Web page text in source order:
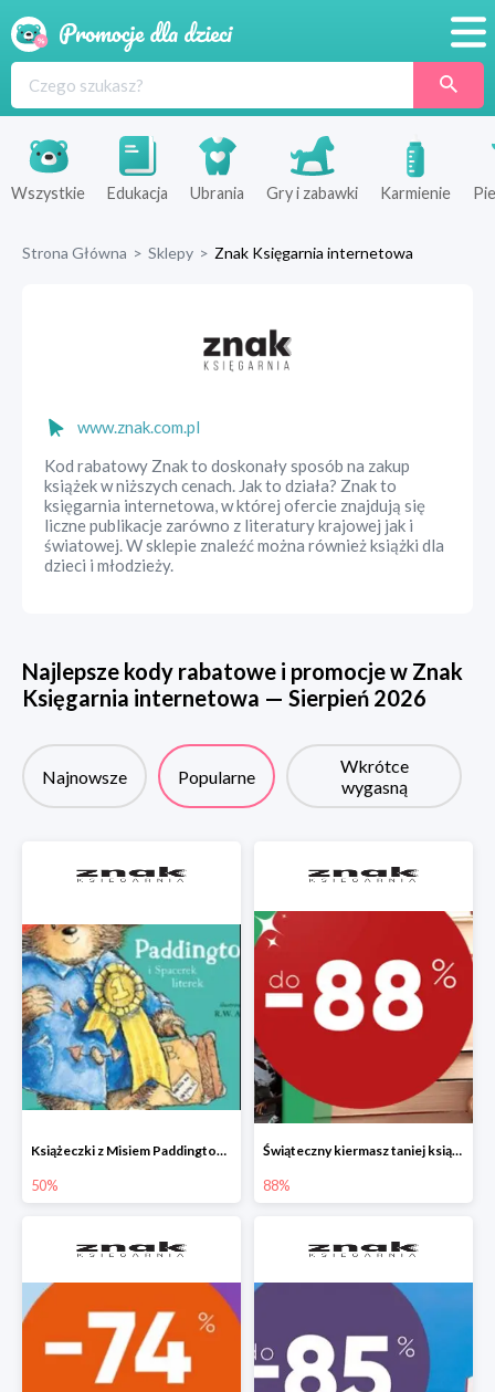
Produkty
Sklepy
Wszystkie Edukacja Ubrania Gry i zabawki Karmienie
Strona Główna > Sklepy > Znak Księgarnia internetowa
www.znak.com.pl
Kod rabatowy Znak to doskonały sposób na zakup
książek w niższych cenach. Jak to działa? Znak to
księgarnia internetowa, w której ofercie znajdują się
liczne publikacje zarówno z literatury krajowej jak i
światowej. W sklepie znaleźć można również książki dla
dzieci i młodzieży.
Najlepsze kody rabatowe i promocje w Znak
Księgarnia internetowa — Sierpień 2026
Najnowsze Popularne
Wkrótce
wygasną
Książeczki z Misiem Paddingtonem do -50%
50%
Świąteczny kiermasz taniej książki
88%